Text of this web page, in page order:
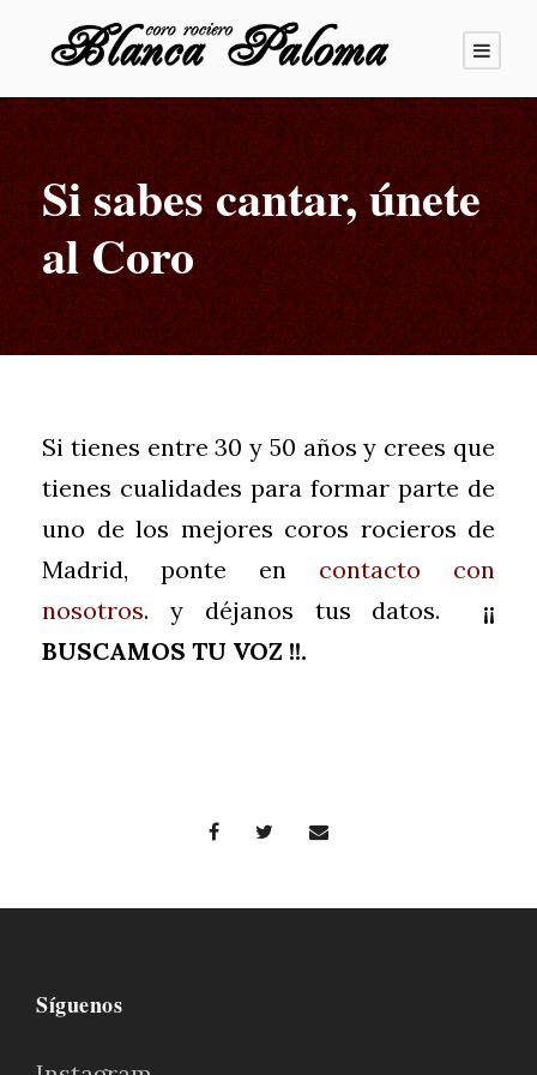
Si sabes cantar, únete
al Coro
Si tienes entre 30 y 50 años y crees que
tienes cualidades para formar parte de
uno de los mejores coros rocieros de
Madrid, ponte en contacto con
nosotros. y déjanos tus datos. ¡¡
BUSCAMOS TU VOZ !!.
Síguenos